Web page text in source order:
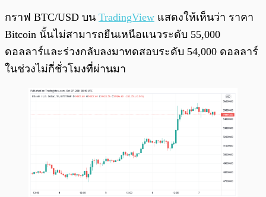
กราฟ BTC/USD บน TradingView แสดงให้เห็นว่า ราคา
Bitcoin นั้นไม่สามารถยืนเหนือแนวระดับ 55,000
ดอลลาร์และร่วงกลับลงมาทดสอบระดับ 54,000 ดอลลาร์
ในช่วงไม่กี่ชั่วโมงที่ผ่านมา